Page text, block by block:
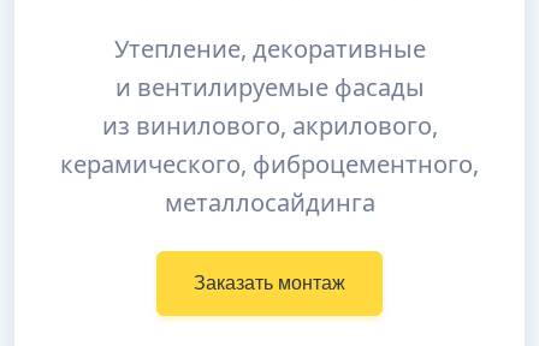
Утепление, декоративные
и вентилируемые фасады
из винилового, акрилового,
керамического, фиброцементного,
металлосайдинга
Заказать монтаж